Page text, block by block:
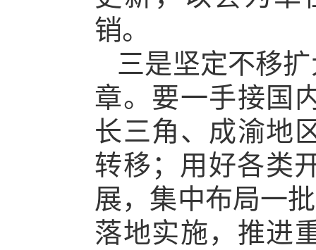
销。
三是坚定不移
章。要一手接国
长三角、成渝地
转移；用好各类
展，集中布局一
落地实施，推进